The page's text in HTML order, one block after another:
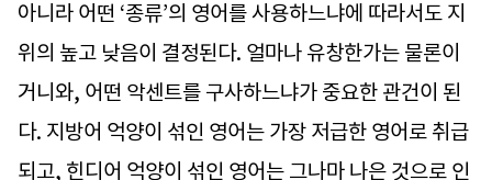
아니라 어떤 ‘종류’의 영어를 사용하느냐에 따라서도 지
위의 높고 낮음이 결정된다. 얼마나 유창한가는 물론이
거니와, 어떤 악센트를 구사하느냐가 중요한 관건이 된
다. 지방어 억양이 섞인 영어는 가장 저급한 영어로 취급
되고, 힌디어 억양이 섞인 영어는 그나마 나은 것으로 인